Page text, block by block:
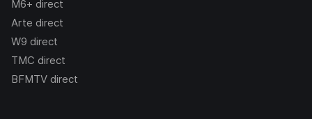
M6+ direct
Arte direct
W9 direct
TMC direct
BFMTV direct